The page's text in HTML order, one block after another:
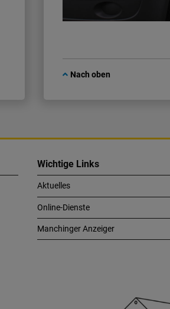
Nach oben
Wichtige Links
Aktuelles
Online-Dienste
Manchinger Anzeiger